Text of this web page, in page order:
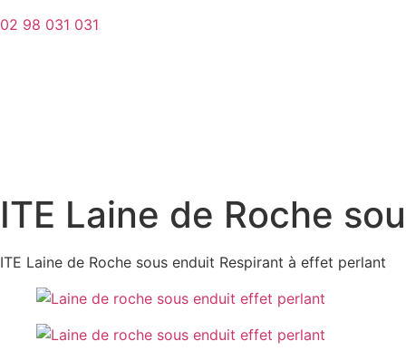
02 98 031 031
ITE Laine de Roche
ITE Laine de Roche sous enduit Respirant à effet perlant